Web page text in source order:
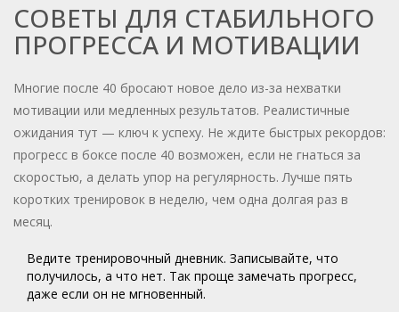
СОВЕТЫ ДЛЯ СТАБИЛЬНОГО
ПРОГРЕССА И МОТИВАЦИИ
Многие после 40 бросают новое дело из-за нехватки
мотивации или медленных результатов. Реалистичные
ожидания тут — ключ к успеху. Не ждите быстрых рекордов:
прогресс в боксе после 40 возможен, если не гнаться за
скоростью, а делать упор на регулярность. Лучше пять
коротких тренировок в неделю, чем одна долгая раз в
месяц.
Ведите тренировочный дневник. Записывайте, что
получилось, а что нет. Так проще замечать прогресс,
даже если он не мгновенный.